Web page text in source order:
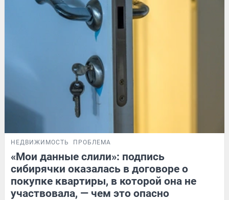
НЕДВИЖИМОСТЬ ПРОБЛЕМА
«Мои данные слили»: подпись
сибирячки оказалась в договоре о
покупке квартиры, в которой она не
участвовала, — чем это опасно